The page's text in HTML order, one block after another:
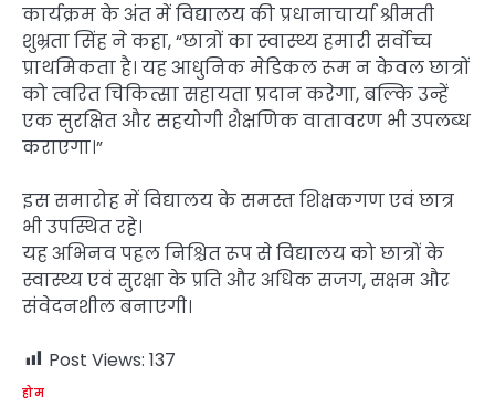
कार्यक्रम के अंत में विद्यालय की प्रधानाचार्या श्रीमती
शुभ्रता सिंह ने कहा, “छात्रों का स्वास्थ्य हमारी सर्वोच्च
प्राथमिकता है। यह आधुनिक मेडिकल रूम न केवल छात्रों
को त्वरित चिकित्सा सहायता प्रदान करेगा, बल्कि उन्हें
एक सुरक्षित और सहयोगी शैक्षणिक वातावरण भी उपलब्ध
कराएगा।”
इस समारोह में विद्यालय के समस्त शिक्षकगण एवं छात्र
भी उपस्थित रहे।
यह अभिनव पहल निश्चित रूप से विद्यालय को छात्रों के
स्वास्थ्य एवं सुरक्षा के प्रति और अधिक सजग, सक्षम और
संवेदनशील बनाएगी।
Post Views: 137
होम